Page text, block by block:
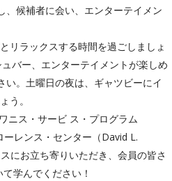
、候補者に会い、エンターテイメン
リラックスする時間を過ごしましょ
バー、エンターテイメントが楽しめ
。土曜日の夜は、ギャツビーにイ
う。
ニス・サービ ス・プログラム
レンス・センター（David L.
にお立ち寄りいただき、会員の皆さ
学んでください！